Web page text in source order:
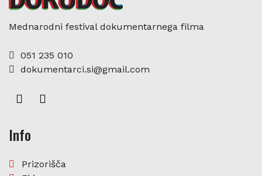
Mednarodni festival dokumentarnega filma
051 235 010
dokumentarci.si@gmail.com
Info
Prizorišča